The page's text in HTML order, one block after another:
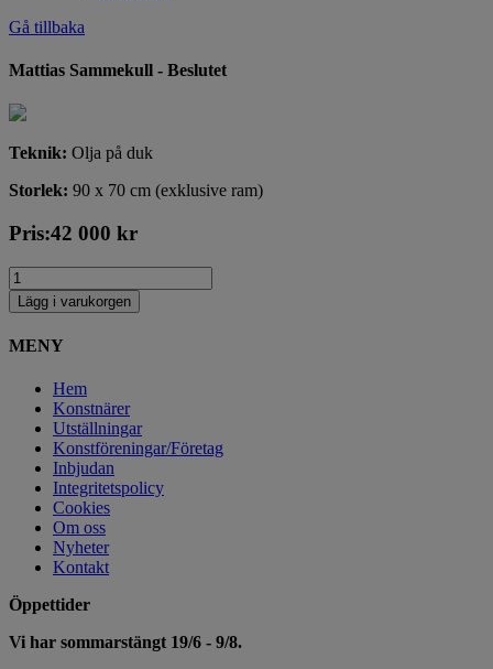
Gå tillbaka
Mattias Sammekull - Beslutet
Teknik: Olja på duk
Storlek: 90 x 70 cm (exklusive ram)
Pris:42 000 kr
Lägg i varukorgen
MENY
Hem
Konstnärer
Utställningar
Konstföreningar/Företag
Inbjudan
Integritetspolicy
Cookies
Om oss
Nyheter
Kontakt
Öppettider
Vi har sommarstängt 19/6 - 9/8.